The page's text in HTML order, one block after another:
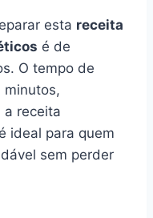
esta receita
é de
O tempo de
minutos,
a receita
ideal para quem
sem perder